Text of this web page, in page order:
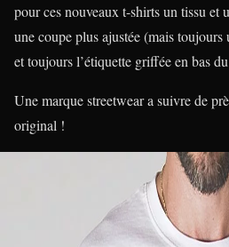
pour ces nouveaux t-shirts un tissu et
une coupe plus ajustée (mais
et toujours l’étiquette griffée en bas
Une marque streetwear a suivre de
original !